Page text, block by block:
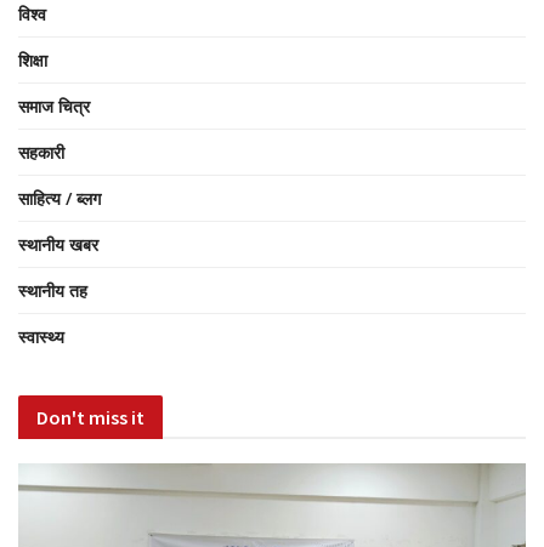
विश्व
शिक्षा
समाज चित्र
सहकारी
साहित्य / ब्लग
स्थानीय खबर
स्थानीय तह
स्वास्थ्य
Don't miss it